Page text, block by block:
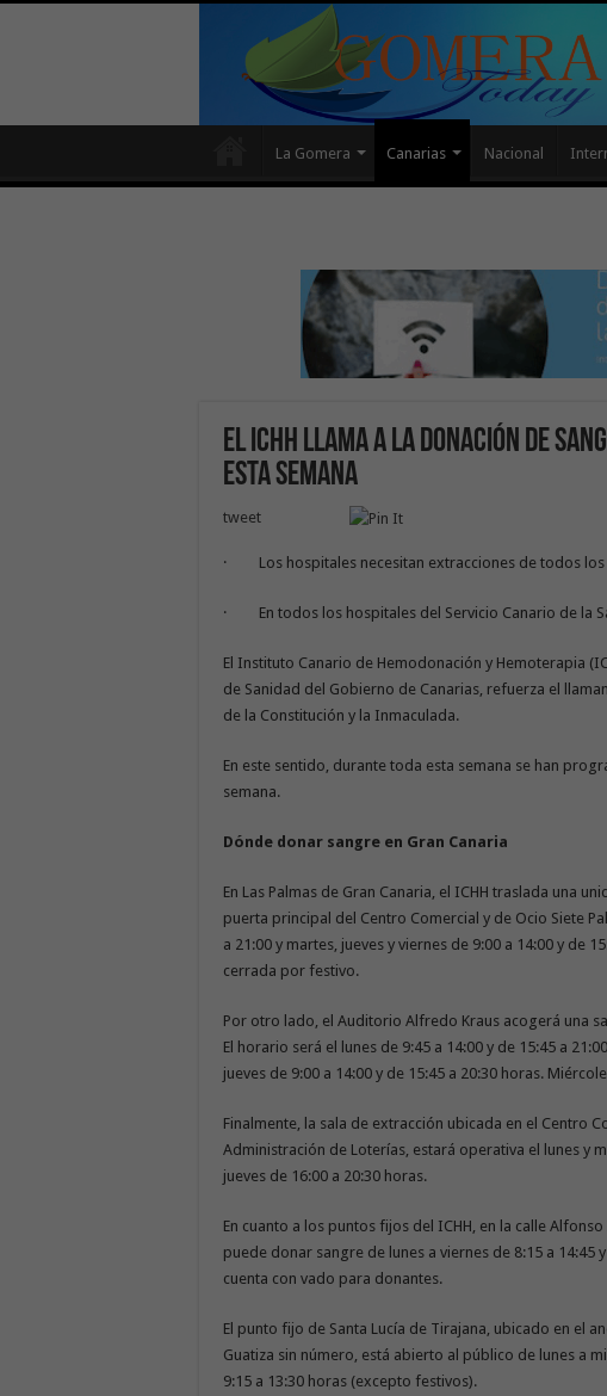
La Gomera Canarias Nacional
El ICHH llama a la donación de
esta semana
tweet
· Los hospitales necesitan extracciones de todos los
· En todos los hospitales del Servicio Canario de la
El Instituto Canario de Hemodonación y Hemoterapia
de Sanidad del Gobierno de Canarias, refuerza el
de la Constitución y la Inmaculada.
En este sentido, durante toda esta semana se han
semana.
Dónde donar sangre en Gran Canaria
En Las Palmas de Gran Canaria, el ICHH traslada una
puerta principal del Centro Comercial y de Ocio Siete
a 21:00 y martes, jueves y viernes de 9:00 a 14:00 y de
cerrada por festivo.
Por otro lado, el Auditorio Alfredo Kraus acogerá una
El horario será el lunes de 9:45 a 14:00 y de 15:45 a
jueves de 9:00 a 14:00 y de 15:45 a 20:30 horas.
Finalmente, la sala de extracción ubicada en el Centro
Administración de Loterías, estará operativa el lunes y
jueves de 16:00 a 20:30 horas.
En cuanto a los puntos fijos del ICHH, en la calle
puede donar sangre de lunes a viernes de 8:15 a 14:45
cuenta con vado para donantes.
El punto fijo de Santa Lucía de Tirajana, ubicado en el
Guatiza sin número, está abierto al público de lunes a
9:15 a 13:30 horas (excepto festivos).